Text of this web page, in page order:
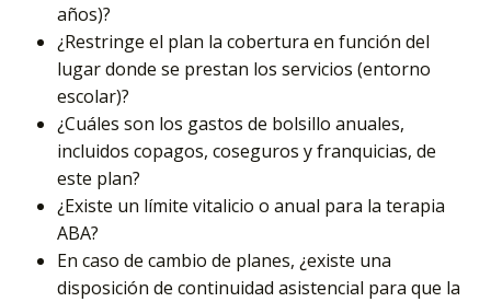
años)?
¿Restringe el plan la cobertura en función del
lugar donde se prestan los servicios (entorno
escolar)?
¿Cuáles son los gastos de bolsillo anuales,
incluidos copagos, coseguros y franquicias, de
este plan?
¿Existe un límite vitalicio o anual para la terapia
ABA?
En caso de cambio de planes, ¿existe una
disposición de continuidad asistencial para que la